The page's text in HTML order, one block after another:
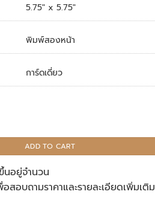
5.75″ x 5.75″
พิมพ์สองหน้า
การ์ดเดี่ยว
ADD TO CART
นอยู่จำนวน
อบถามราคาและรายละเอียดเพิ่มเติม